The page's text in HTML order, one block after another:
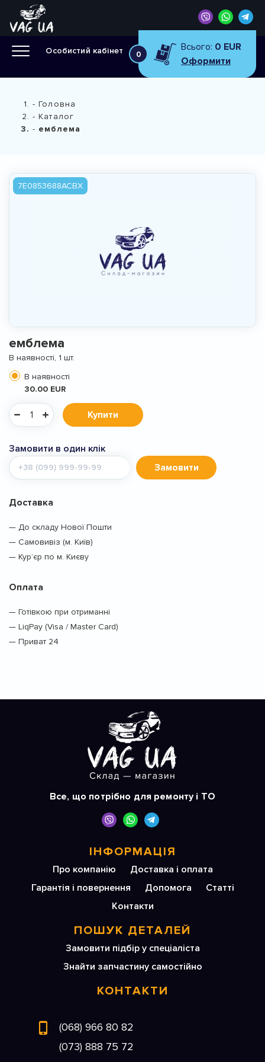
Особистий кабінет 0
Всього: 0 EUR
Оформити
Головна
Каталог
емблема
7E0853688ACBX
емблема
В наявності, 1 шт.
В наявності
30.00 EUR
Купити
Замовити в один клік
Мобільний
телефон
Замовити
Доставка
— До складу Нової Пошти
— Самовивіз (м. Київ)
— Кур’єр по м. Києву
Оплата
— Готівкою при отриманні
— LiqPay (Visa / Master Card)
— Приват 24
Все, що потрібно для ремонту і ТО
ІНФОРМАЦІЯ
Про компанію
Доставка і оплата
Гарантія і повернення
Допомога
Статті
Контакти
ПОШУК ДЕТАЛЕЙ
Замовити підбір у спеціаліста
Знайти запчастину самостійно
КОНТАКТИ
(068) 966 80 82
(073) 888 75 72